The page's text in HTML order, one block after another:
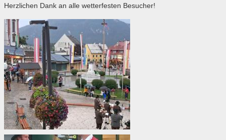
Blog
Archiv
Freunde
Weisenbläser
Media
Kontakt
Herzlichen Dank an alle wetterfesten Besucher!